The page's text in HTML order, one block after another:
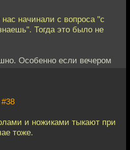
начинали с вопроса "с
Тогда это было не
Особенно если вечером
#38
и ножиками тыкают при
тоже.